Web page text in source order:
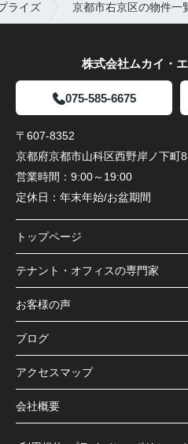
ライズ 京都市右京区の物件一
株式会社ムカイ・
075-585-6675
〒607-8352
京都府京都市山科区西野岸ノ下町
営業時間： 9:00～19:00
定休日： 年末年始/お盆期間
トップページ
テナント・オフィスの専門家
お客様の声
ブログ
アクセスマップ
会社概要